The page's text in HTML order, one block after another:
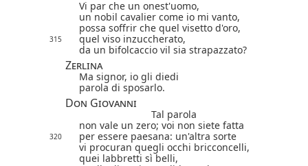
Vi par che un onest'uomo,
un nobil cavalier come io mi vanto,
possa soffrir che quel visetto d'oro,
315
quel viso inzuccherato,
da un bifolcaccio vil sia strapazzato?
Zerlina
Ma signor, io gli diedi
parola di sposarlo.
Don Giovanni
Tal parola
non vale un zero; voi non siete fatta
320
per essere paesana: un'altra sorte
vi procuran quegli occhi bricconcelli,
quei labbretti sì belli,